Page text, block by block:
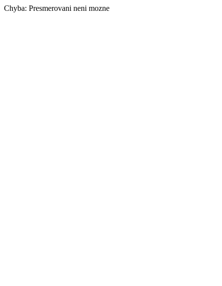
Chyba: Presmerovani neni mozne